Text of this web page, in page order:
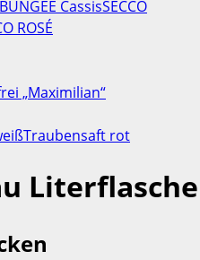
BUNGEE CassisSECCO
ROSÉ
„Maximilian“
Traubensaft rot
Literflasche